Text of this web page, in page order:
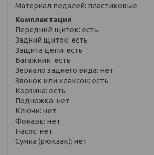
Материал педалей: пластиковые
Комплектация
Передний щиток: есть
Задний щиток: есть
Защита цепи: есть
Багажник: есть
Зеркало заднего вида: нет
Звонок или клаксон: есть
Корзина: есть
Подножка: нет
Ключи: нет
Фонарь: нет
Насос: нет
Сумка (рюкзак): нет